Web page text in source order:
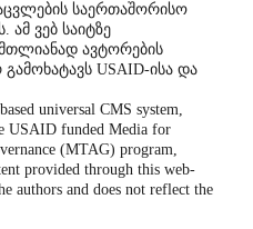
საერთაშორისო
ამ ვებ საიტზე
ავტორების
USAID-ისა და
universal CMS system,
USAID funded Media for
(MTAG) program,
provided through this web-
authors and does not reflect the